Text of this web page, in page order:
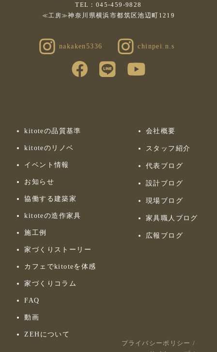
TEL：045-459-9828
≪工房≫神奈川県横浜市都筑区池辺町1219
nakaken5336 chinpei.n.s
kitoteの品質基準
kitoteのリノベ
イベント情報
お知らせ
協働する建築家
kitoteの造作家具
施工例
家づくりストーリー
カフェでkitoteを体感
家づくりコラム
FAQ
動画
ZEHについて
会社概要
スタッフ紹介
代表ブログ
設計ブログ
現場ブログ
家具職人ブログ
広報ブログ
プライバシーポリシー /